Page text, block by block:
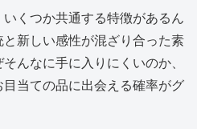
くつか共通する特徴があるん
新しい感性が混ざり合った素
んなに手に入りにくいのか、
当ての品に出会える確率がグ